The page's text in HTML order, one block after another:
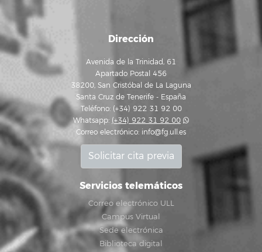
Dirección
Avenida de la Trinidad, 61
Apartado Postal 456
38200, San Cristóbal de La Laguna
Santa Cruz de Tenerife - España
Teléfono: (+34) 922 31 92 00
Whatsapp: (+34) 922 31 92 00
Correo electrónico: info@fg.ull.es
Solicitar cita previa
Servicios telemáticos
Correo electrónico ULL
Campus Virtual
Sede electrónica
Biblioteca digital